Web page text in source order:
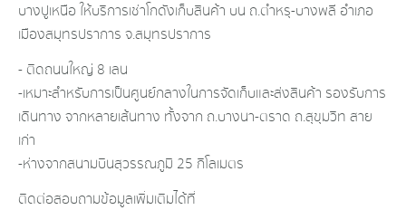
บางปูเหนือ ให้บริการเช่าโกดังเก็บสินค้า บน ถ.ตำหรุ-บางพลี อำเภอ
เมืองสมุทรปราการ จ.สมุทรปราการ
- ติดถนนใหญ่ 8 เลน
- เหมาะสำหรับการเป็นศูนย์กลางในการจัดเก็บและส่งสินค้า รองรับการ
เดินทาง จากหลายเส้นทาง ทั้งจาก ถ.บางนา-ตราด ถ.สุขุมวิท สาย
เก่า
- ห่างจากสนามบินสุวรรณภูมิ 25 กิโลเมตร
ติดต่อสอบถามข้อมูลเพิ่มเติมได้ที่